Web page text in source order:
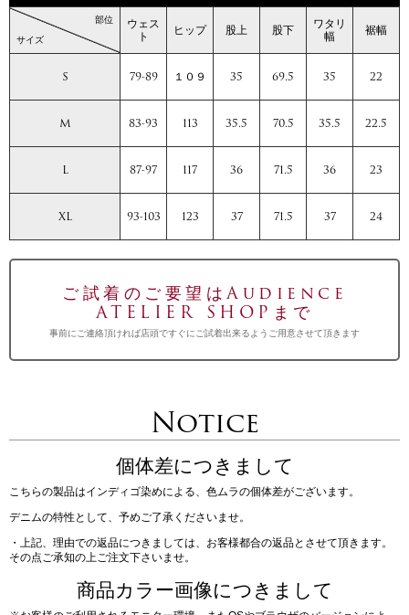
サイズ
部位 ウェス
ト ヒップ 股上 股下 ワタリ
幅 裾幅
S 79-89 １０９ 35 69.5 35 22
M 83-93 113 35.5 70.5 35.5 22.5
L 87-97 117 36 71.5 36 23
XL 93-103 123 37 71.5 37 24
ご試着のご要望はAudience
ATELIER SHOPまで
事前にご連絡頂ければ店頭ですぐにご試着出来るようご用意させて頂きます
Notice
個体差につきまして
こちらの製品はインディゴ染めによる、色ムラの個体差がございます。
デニムの特性として、予めご了承くださいませ。
・上記、理由での返品につきましては、お客様都合の返品とさせて頂きます。
その点ご承知の上ご注文下さいませ。
商品カラー画像につきまして